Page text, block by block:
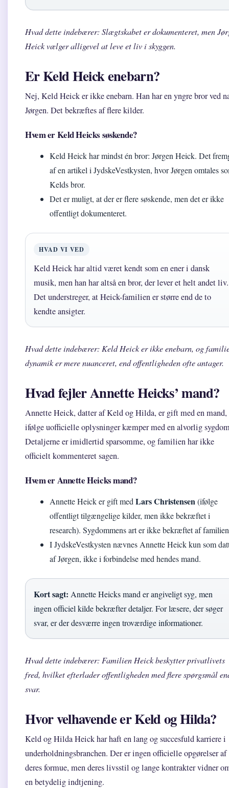
Hvad dette indebærer: Slægtskabet er dokumenteret, men
Heick vælger alligevel at leve et liv i skyggen.
Er Keld Heick enebarn?
Nej, Keld Heick er ikke enebarn. Han har en yngre bror ved
Jørgen. Det bekræftes af flere kilder.
Hvem er Keld Heicks søskende?
Keld Heick har mindst én bror: Jørgen Heick. Det
af en artikel i JydskeVestkysten, hvor Jørgen omtales
Kelds bror.
Det er muligt, at der er flere søskende, men det er ikke
offentligt dokumenteret.
HVAD VI VED
Keld Heick har altid været kendt som en ener i dansk
musik, men han har altså en bror, der lever et helt andet liv.
Det understreger, at Heick-familien er større end de to
kendte ansigter.
Hvad dette indebærer: Keld Heick er ikke enebarn, og
dynamik er mere nuanceret, end offentligheden ofte antager.
Hvad fejler Annette Heicks’ mand?
Annette Heick, datter af Keld og Hilda, er gift med en mand,
ifølge uofficielle oplysninger kæmper med en alvorlig
Detaljerne er imidlertid sparsomme, og familien har ikke
officielt kommenteret sagen.
Hvem er Annette Heicks mand?
Annette Heick er gift med Lars Christensen(ifølge
offentligt tilgængelige kilder, men ikke bekræftet i
research). Sygdommens art er ikke bekræftet af
I JydskeVestkysten nævnes Annette Heick kun som
af Jørgen, ikke i forbindelse med hendes mand.
Kort sagt: Annette Heicks mand er angiveligt syg, men
ingen officiel kilde bekræfter detaljer. For læsere, der søger
svar, er der desværre ingen troværdige informationer.
Hvad dette indebærer: Familien Heick beskytter privatlivets
fred, hvilket efterlader offentligheden med flere spørgsmål
svar.
Hvor velhavende er Keld og Hilda?
Keld og Hilda Heick har haft en lang og succesfuld karriere i
underholdningsbranchen. Der er ingen officielle opgørelser af
deres formue, men deres livsstil og lange kontrakter vidner
en betydelig indtjening.